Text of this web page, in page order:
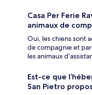
Casa Per Ferie
animaux de
Oui, les chiens sont
de compagnie et par
les animaux
Est-ce que
San Pietro